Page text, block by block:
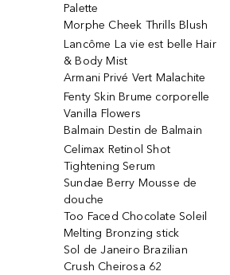
Palette
Morphe Cheek Thrills Blush
Lancôme La vie est belle Hair
& Body Mist
Armani Privé Vert Malachite
Fenty Skin Brume corporelle
Vanilla Flowers
Balmain Destin de Balmain
Celimax Retinol Shot
Tightening Serum
Sundae Berry Mousse de
douche
Too Faced Chocolate Soleil
Melting Bronzing stick
Sol de Janeiro Brazilian
Crush Cheirosa 62